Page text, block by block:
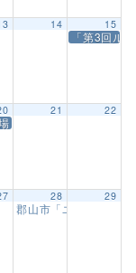
室」 9:30 AM
14 15
「第3回ル
ノ木保育園武道教室
「卒業生お祝い会」
21 22
28
郡山市「ユーパロ室
29